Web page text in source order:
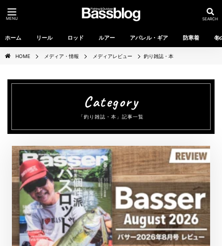
ホーム リール ロッド ルアー アパレル・ギア 防寒着 冬
MENU SEARCH
HOME メディア・情報 メディアレビュー 釣り雑誌・本
「釣り雑誌・本」記事一覧